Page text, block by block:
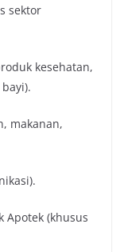
sektor
kesehatan,
makanan,
Apotek (khusus